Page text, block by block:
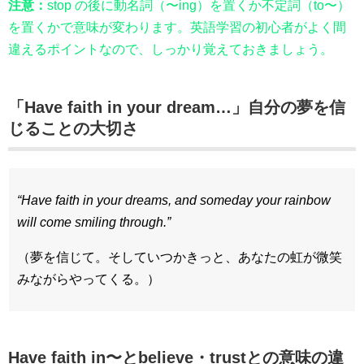
注意： stop の後に動名詞（〜ing）を置くか不定詞（to〜）
を置くかで意味が変わります。英語学習の初心者がよく間
違えるポイントなので、しっかり覚えておきましょう。
「Have faith in your dream…」自分の夢を信
じることの大切さ
“Have faith in your dreams, and someday your rainbow
will come smiling through.”
（夢を信じて。そしていつかきっと、あなたの虹が微笑
みながらやってくる。）
Have faith in〜とbelieve・trustとの意味の違